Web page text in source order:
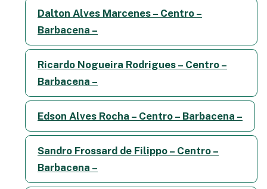
Dalton Alves Marcenes – Centro –
Barbacena –
Ricardo Nogueira Rodrigues – Centro –
Barbacena –
Edson Alves Rocha – Centro – Barbacena –
Sandro Frossard de Filippo – Centro –
Barbacena –